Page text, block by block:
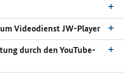
Videodienst JW-Player
durch den YouTube-